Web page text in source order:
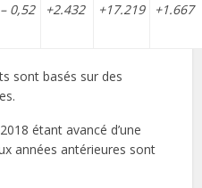
– 0,52 +2.432 +17.219 +1.667
sont basés sur des
étant avancé d’une
années antérieures sont